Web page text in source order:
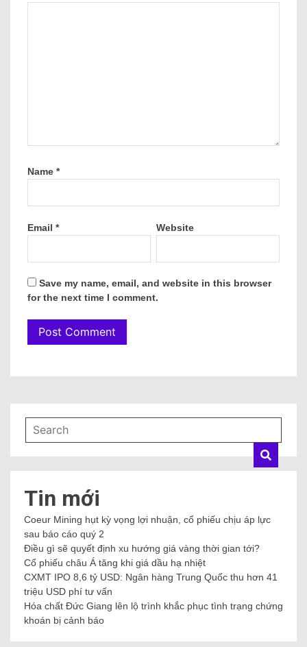
Name *
Email * Website
Save my name, email, and website in this browser
for the next time I comment.
Tin mới
Coeur Mining hụt kỳ vọng lợi nhuận, cổ phiếu chịu áp lực
sau báo cáo quý 2
Điều gì sẽ quyết định xu hướng giá vàng thời gian tới?
Cổ phiếu châu Á tăng khi giá dầu hạ nhiệt
CXMT IPO 8,6 tỷ USD: Ngân hàng Trung Quốc thu hơn 41
triệu USD phí tư vấn
Hóa chất Đức Giang lên lộ trình khắc phục tình trạng chứng
khoán bị cảnh báo